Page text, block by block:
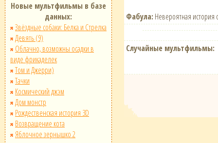
Новые мультфильмы в базе
данных:
Звёздные собаки: Белка и Стрелка
Девять (9)
Облачно, возможны осадки в
виде фрикаделек
Том и Джерри)
Тачки
Космический джэм
Дом монстр
Рождественская история 3D
Возвращение кота
Яблочное зернышко 2
Фабула: Невероятная история
Случайные мультфильмы: